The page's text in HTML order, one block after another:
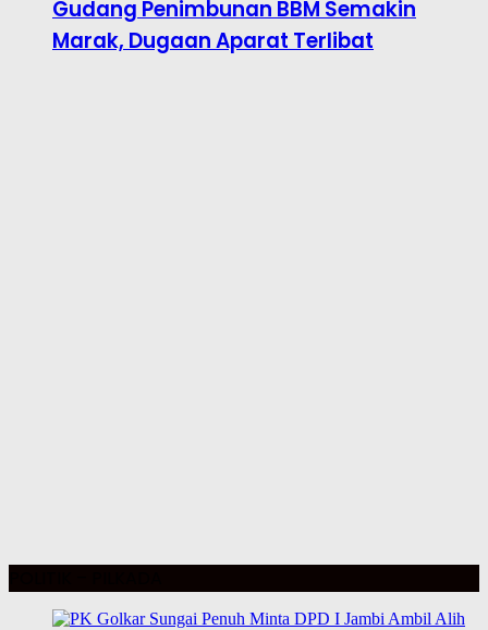
Gudang Penimbunan BBM Semakin
Marak, Dugaan Aparat Terlibat